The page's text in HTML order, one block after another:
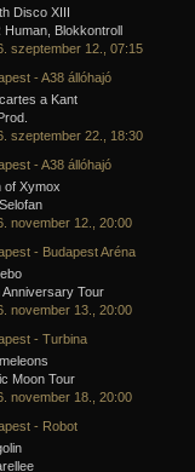
Disco XIII
Human, Blokkontroll
szeptember 12., 07:15
- A38 állóhajó
a Kant
szeptember 22., 18:30
- A38 állóhajó
of Xymox
november 12., 20:00
- Budapest Aréna
Anniversary Tour
november 13., 20:00
- Turbina
Moon Tour
november 18., 20:00
- Robot